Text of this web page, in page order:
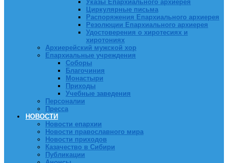
Указы Епархиального архиерея
Циркулярные письма
Распоряжения Епархиального архиерея
Резолюции Епархиального архиерея
Удостоверения о хиротесиях и
хиротониях
Архиерейский мужской хор
Епархиальные учреждения
Соборы
Благочиния
Монастыри
Приходы
Учебные заведения
Персоналии
Пресса
НОВОСТИ
Новости епархии
Новости православного мира
Новости приходов
Казачество в Сибири
Публикации